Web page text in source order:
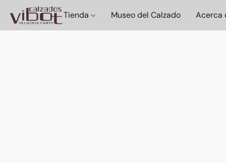
Tienda Museo del Calzado Acerca